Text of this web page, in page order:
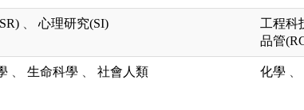
心理研究(SI) 工程科
品管
生命科學 社會人類 化學